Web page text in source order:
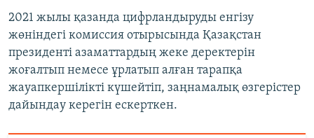
2021 жылы қазанда цифрландыруды енгізу
жөніндегі комиссия отырысында Қазақстан
президенті азаматтардың жеке деректерін
жоғалтып немесе ұрлатып алған тарапқа
жауапкершілікті күшейтіп, заңнамалық өзгерістер
дайындау керегін ескерткен.